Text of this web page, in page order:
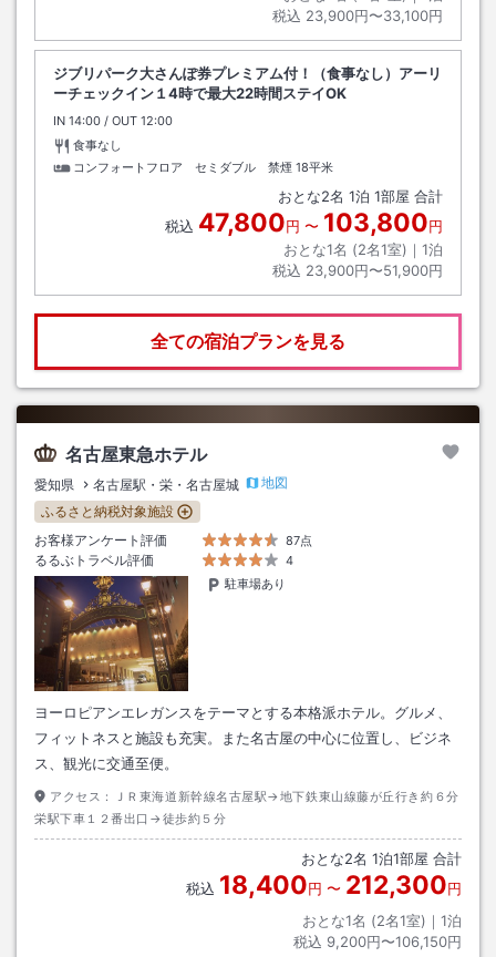
税込 23,900円〜33,100円
ジブリパーク大さんぽ券プレミアム付！（食事なし）アーリ
ーチェックイン１4時で最大22時間ステイOK
IN チェックイン
14:00 / OUT チェックアウト
12:00
食事なし
コンフォートフロア セミダブル 禁煙 18平米
おとな2名 1泊 1部屋 合計
税込 47,800円 〜 103,800円
おとな1名 (2名1室)｜ 1泊
税込 23,900円〜51,900円
全ての宿泊プランを見る
名古屋東急ホテル
愛知県 名古屋駅・栄・名古屋城
地図
ふるさと納税対象施設
お客様アンケート評価
87点
るるぶトラベル評価
4
駐車場あり
ヨーロピアンエレガンスをテーマとする本格派ホテル。グルメ、
フィットネスと施設も充実。また名古屋の中心に位置し、ビジネ
ス、観光に交通至便。
アクセス：
ＪＲ東海道新幹線名古屋駅→地下鉄東山線藤が丘行き約６分
栄駅下車１２番出口→徒歩約５分
おとな2名 1泊1部屋 合計
税込 18,400円 〜 212,300円
おとな1名 (2名1室)｜ 1泊
税込 9,200円〜106,150円